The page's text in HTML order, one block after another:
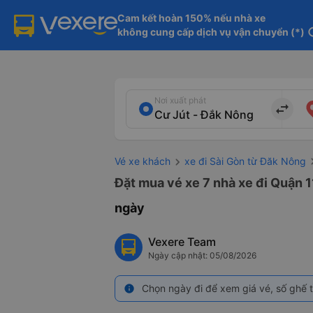
Cam kết hoàn 150% nếu nhà xe
không cung cấp dịch vụ vận chuyển (*)
Nơi xuất phát
import_export
Vé xe khách xe đi Sài Gòn từ Đăk Nông
Đặt mua vé xe 7 nhà xe đi Quận
ngày
Vexere Team
Ngày cập nhật: 05/08/2026
info Chọn ngày đi để xem giá vé, số